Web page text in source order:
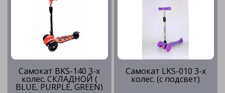
Самокат BKS-140 3-х
колес. СКЛАДНОЙ (
BLUE, PURPLE, GREEN)
Самокат LKS-010 3-х
колес. (с подсвет)